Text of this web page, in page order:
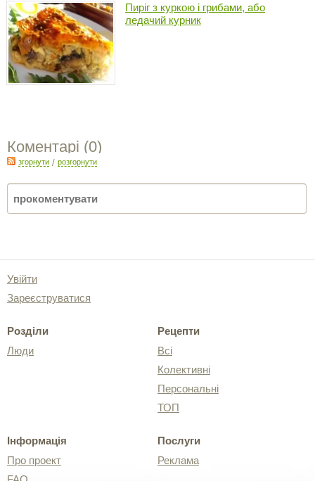
Пиріг з куркою і грибами, або
ледачий курник
Коментарі (0)
згорнути / розгорнути
Увійти
Зареєструватися
Розділи
Люди
Рецепти
Всі
Колективні
Персональні
ТОП
Інформація
Про проект
Послуги
Реклама